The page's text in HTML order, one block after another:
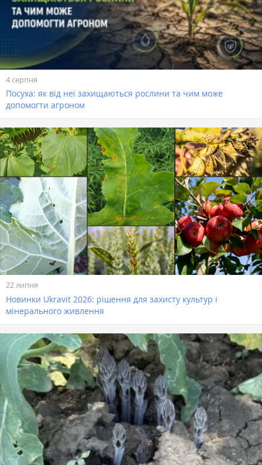
4 серпня
Посуха: як від неї захищаються рослини та чим може
допомогти агроном
22 липня
Новинки Ukravit 2026: рішення для захисту культур і
мінерального живлення